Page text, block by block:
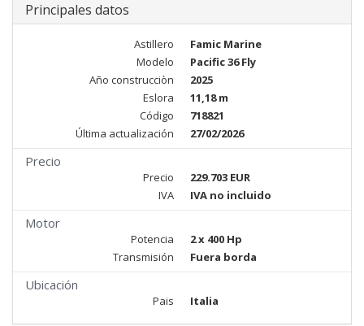
Principales datos
Astillero
Famic Marine
Modelo
Pacific 36 Fly
Año construcciòn
2025
Eslora
11,18 m
Código
718821
Última actualización
27/02/2026
Precio
Precio
229.703 EUR
IVA
IVA no incluido
Motor
Potencia
2 x 400 Hp
Transmisión
Fuera borda
Ubicación
Pais Italia